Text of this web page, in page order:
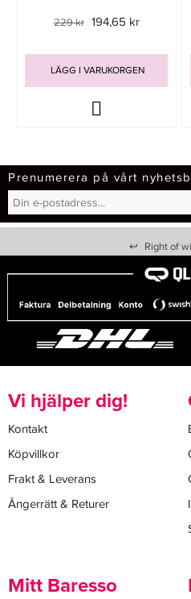
229 kr 194,65 kr
LÄGG I VARUKORGEN
Prenumerera på vårt
↩ Right of
Vi hjälper dig!
Kontakt
Köpvillkor
Frakt & Leverans
Ångerrätt & Returer
Mitt Baresso